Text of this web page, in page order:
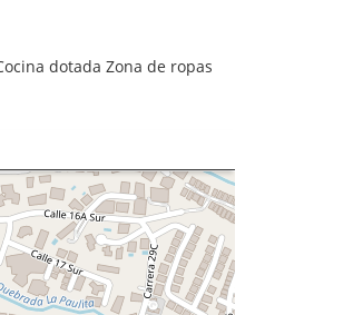
dotada Zona de ropas